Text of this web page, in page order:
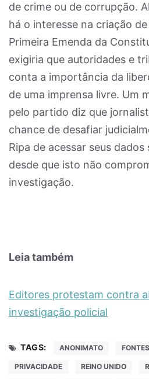
de crime ou de corrupção.
há o interesse na criação
Primeira Emenda da
exigiria que autoridades e
conta a importância da
de uma imprensa livre. Um
pelo partido diz que
chance de desafiar
Ripa de acessar seus
desde que isto não
investigação.
Leia também
Editores protestam contra
investigação policial
TAGS: ANONIMATO
PRIVACIDADE REINO UNIDO